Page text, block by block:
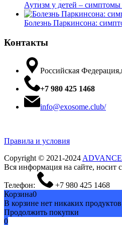
Аутизм у детей – симптомы
Болезнь Паркинсона:
Контакты
Российская
+7 980 425 1468
info@exosome.club/
Правила и условия
Copyright © 2021-2024
Вся информация на сайте, носит
Телефон:
+7 980 425 1468
Корзина0
В корзине нет никаких
Продолжить покупки
0